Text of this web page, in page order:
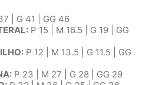
| G 41 | GG 46
P 15 | M 16.5 | G 19 | GG
P 12 | M 13.5 | G 11.5 | GG
P 23 | M 27 | G 28 | GG 29